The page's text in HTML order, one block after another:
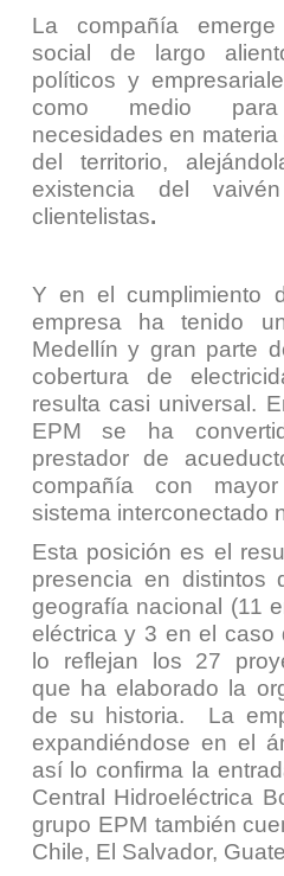
La compañía
social de largo
políticos y
como medio
necesidades en
del territorio,
existencia del
clientelistas.
Y en el cumplimiento
empresa ha tenido
Medellín y gran parte
cobertura de
resulta casi universal.
EPM se ha
prestador de
compañía con
sistema interconectado
Esta posición es el
presencia en distintos
geografía nacional (11
eléctrica y 3 en el
lo reflejan los 27
que ha elaborado la
de su historia. La
expandiéndose en el
así lo confirma la
Central Hidroeléctrica
grupo EPM también
Chile, El Salvador,